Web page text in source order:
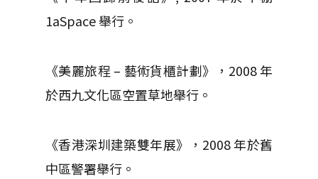
1aSpace 舉行。
《美麗旅程 – 藝術貨櫃計劃》，2008 年
於西九文化區空置草地舉行。
《香港深圳建築雙年展》，2008 年於舊
中區警署舉行。